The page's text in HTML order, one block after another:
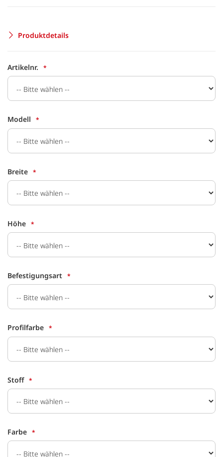
Produktdetails
Artikelnr.
Modell
Breite
Höhe
Befestigungsart
Profilfarbe
Stoff
Farbe